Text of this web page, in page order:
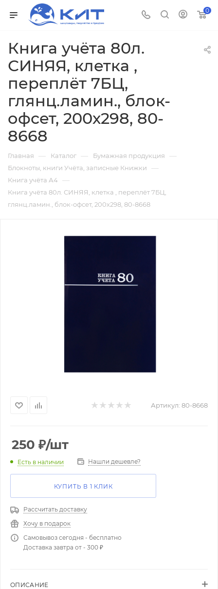
0
Книга учёта 80л.
СИНЯЯ, клетка ,
переплёт 7БЦ,
глянц.ламин., блок-
офсет, 200х298, 80-
8668
Главная — Каталог — Бумажная продукция —
Блокноты, книги Учёта, записные Книжки —
Книга учёта А4 —
Книга учёта 80л. СИНЯЯ, клетка , переплёт 7БЦ,
глянц.ламин., блок-офсет, 200х298, 80-8668
Артикул: 80-8668
250 ₽/шт
Есть в наличии Нашли дешевле?
КУПИТЬ В 1 КЛИК
Рассчитать доставку
Хочу в подарок
Самовывоз сегодня - бесплатно
Доставка завтра от - 300 ₽
ОПИСАНИЕ